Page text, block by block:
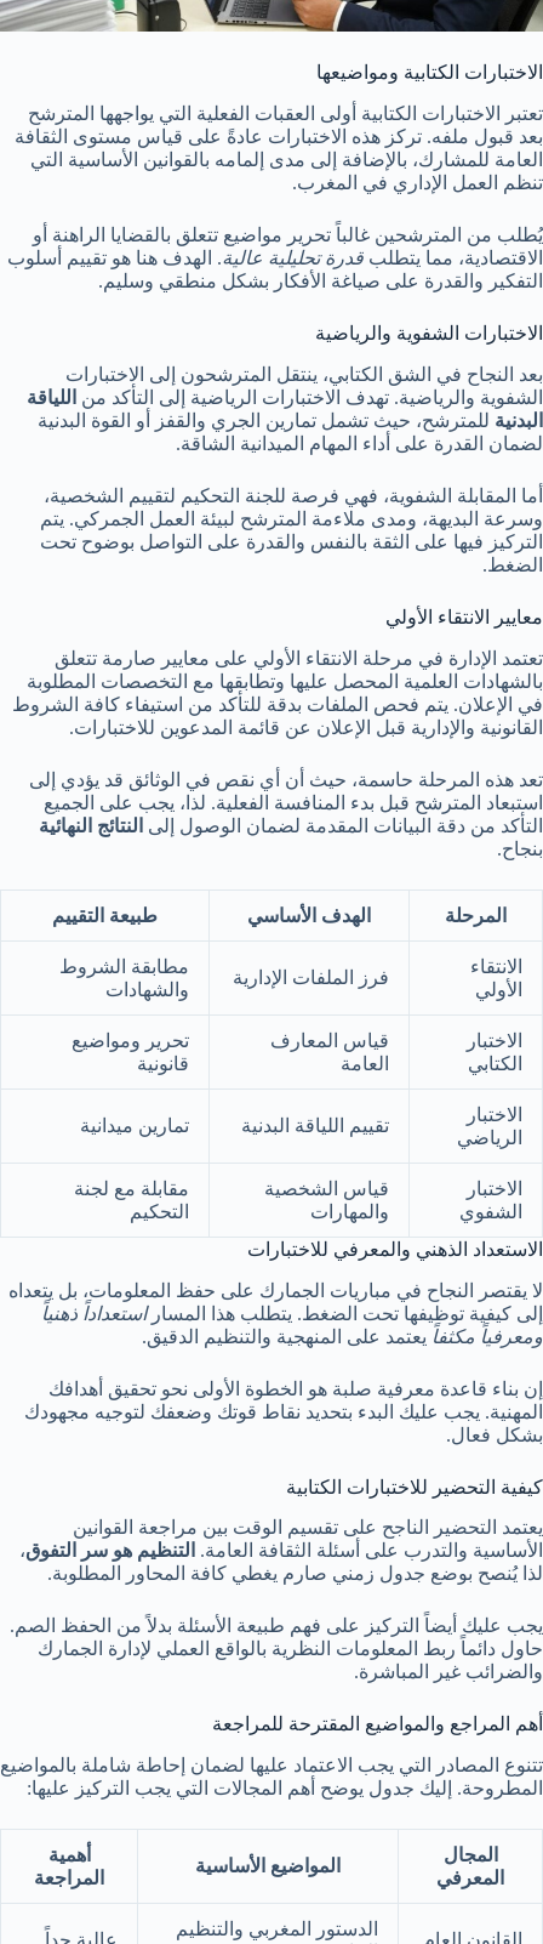
الاختبارات الكتابية ومواضيعها
تعتبر الاختبارات الكتابية أولى العقبات الفعلية التي يواجهها المترشح
بعد قبول ملفه. تركز هذه الاختبارات عادةً على قياس مستوى الثقافة
العامة للمشارك، بالإضافة إلى مدى إلمامه بالقوانين الأساسية التي
تنظم العمل الإداري في المغرب.
يُطلب من المترشحين غالباً تحرير مواضيع تتعلق بالقضايا الراهنة أو
الاقتصادية، مما يتطلب قدرة تحليلية عالية. الهدف هنا هو تقييم أسلوب
التفكير والقدرة على صياغة الأفكار بشكل منطقي وسليم.
الاختبارات الشفوية والرياضية
بعد النجاح في الشق الكتابي، ينتقل المترشحون إلى الاختبارات
الشفوية والرياضية. تهدف الاختبارات الرياضية إلى التأكد من اللياقة
البدنية للمترشح، حيث تشمل تمارين الجري والقفز أو القوة البدنية
لضمان القدرة على أداء المهام الميدانية الشاقة.
أما المقابلة الشفوية، فهي فرصة للجنة التحكيم لتقييم الشخصية،
وسرعة البديهة، ومدى ملاءمة المترشح لبيئة العمل الجمركي. يتم
التركيز فيها على الثقة بالنفس والقدرة على التواصل بوضوح تحت
الضغط.
معايير الانتقاء الأولي
تعتمد الإدارة في مرحلة الانتقاء الأولي على معايير صارمة تتعلق
بالشهادات العلمية المحصل عليها وتطابقها مع التخصصات المطلوبة
في الإعلان. يتم فحص الملفات بدقة للتأكد من استيفاء كافة الشروط
القانونية والإدارية قبل الإعلان عن قائمة المدعوين للاختبارات.
تعد هذه المرحلة حاسمة، حيث أن أي نقص في الوثائق قد يؤدي إلى
استبعاد المترشح قبل بدء المنافسة الفعلية. لذا، يجب على الجميع
التأكد من دقة البيانات المقدمة لضمان الوصول إلى النتائج النهائية
بنجاح.
المرحلة الهدف الأساسي طبيعة التقييم
الانتقاء
الأولي
فرز الملفات الإدارية
مطابقة الشروط
والشهادات
الاختبار
الكتابي
قياس المعارف
العامة
تحرير ومواضيع
قانونية
الاختبار
الرياضي
تقييم اللياقة البدنية تمارين ميدانية
الاختبار
الشفوي
قياس الشخصية
والمهارات
مقابلة مع لجنة
التحكيم
الاستعداد الذهني والمعرفي للاختبارات
لا يقتصر النجاح في مباريات الجمارك على حفظ المعلومات، بل يتعداه
إلى كيفية توظيفها تحت الضغط. يتطلب هذا المساراستعداداً ذهنياً
ومعرفياً مكثفاً يعتمد على المنهجية والتنظيم الدقيق.
إن بناء قاعدة معرفية صلبة هو الخطوة الأولى نحو تحقيق أهدافك
المهنية. يجب عليك البدء بتحديد نقاط قوتك وضعفك لتوجيه مجهودك
بشكل فعال.
كيفية التحضير للاختبارات الكتابية
يعتمد التحضير الناجح على تقسيم الوقت بين مراجعة القوانين
الأساسية والتدرب على أسئلة الثقافة العامة. التنظيم هو سر التفوق،
لذا يُنصح بوضع جدول زمني صارم يغطي كافة المحاور المطلوبة.
يجب عليك أيضاً التركيز على فهم طبيعة الأسئلة بدلاً من الحفظ الصم.
حاول دائماً ربط المعلومات النظرية بالواقع العملي لإدارة الجمارك
والضرائب غير المباشرة.
أهم المراجع والمواضيع المقترحة للمراجعة
تتنوع المصادر التي يجب الاعتماد عليها لضمان إحاطة شاملة بالمواضيع
المطروحة. إليك جدول يوضح أهم المجالات التي يجب التركيز عليها:
المجال
المعرفي
المواضيع الأساسية
أهمية
المراجعة
الدستور المغربي والتنظيم